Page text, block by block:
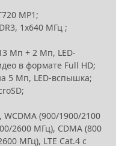
MP1;
1x640 МГц ;
Мп + 2 Мп, LED-
в формате Full HD;
5 Мп, LED-вспышка;
(900/1900/2100
2600 МГц), CDMA (800
МГц), LTE Cat.4 с